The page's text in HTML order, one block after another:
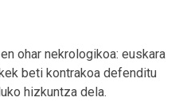
ohar nekrologikoa: euskara
beti kontrakoa defenditu
hizkuntza dela.